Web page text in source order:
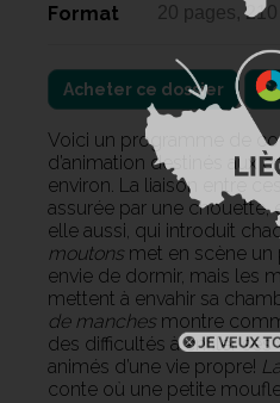
Format 20 pages,
Acheter ce dossier
Voici un programme de
d’animation destinés aux
environ. La liaison entre
assurée par une chouette,
elle aussi, qui introduit
moutonsmet en scène un
envie de dormir, mais les
mettent à envahir sa
de manchesmontre
des difficultés à enfiler
animés d’une vie propre!
conte où une petite